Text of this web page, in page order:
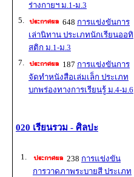
ร่างกายฯ ม.1-ม.3
5.
648 การแข่งขันการ
เล่านิทาน ประเภทนักเรียนออทิ
สติก ม.1-ม.3
7.
187 การแข่งขันการ
จัดทำหนังสือเล่มเล็ก ประเภท
บกพร่องทางการเรียนรู้ ม.4-ม.6
020 เรียนรวม - ศิลปะ
1. 238 การแข่งขัน
การวาดภาพระบายสี ประเภท